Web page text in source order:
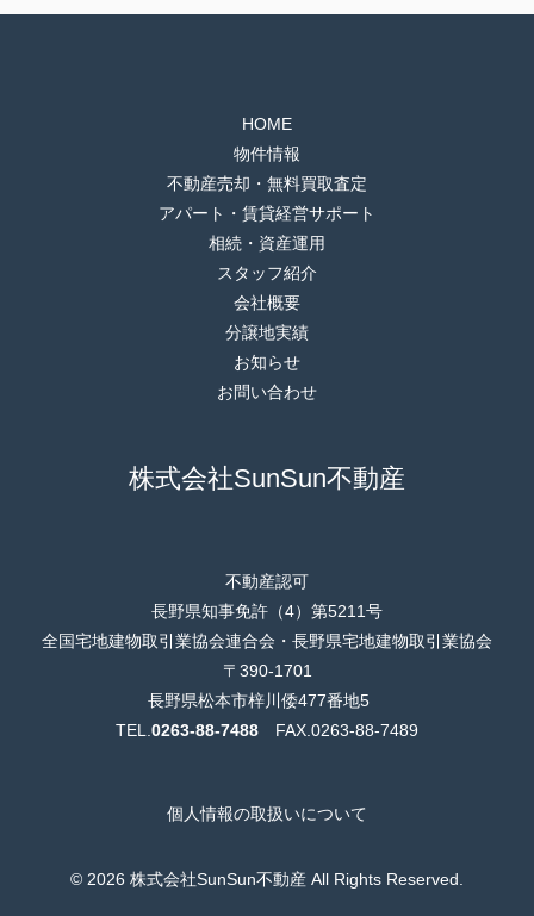
HOME
物件情報
不動産売却・無料買取査定
アパート・賃貸経営サポート
相続・資産運用
スタッフ紹介
会社概要
分譲地実績
お知らせ
お問い合わせ
株式会社SunSun不動産
不動産認可
長野県知事免許（4）第5211号
全国宅地建物取引業協会連合会・長野県宅地建物取引業協会
〒390-1701
長野県松本市梓川倭477番地5
TEL.0263-88-7488 FAX.0263-88-7489
個人情報の取扱いについて
© 2026 株式会社SunSun不動産 All Rights Reserved.